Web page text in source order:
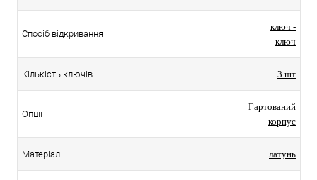
Спосіб відкривання
ключ -
ключ
Кількість ключів 3 шт
Опції
Гартований
корпус
Матеріал латунь